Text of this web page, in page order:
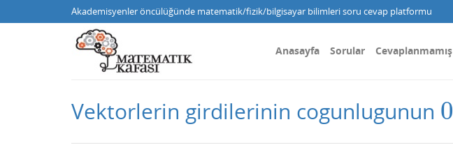
Akademisyenler öncülüğünde matematik/fizik/bilgisayar bilimleri soru cevap platformu
Anasayfa Sorular Cevaplanmamış
Vektorlerin girdilerinin cogunlugunun 0
0